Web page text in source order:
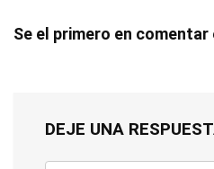
Se el primero en
DEJE UNA